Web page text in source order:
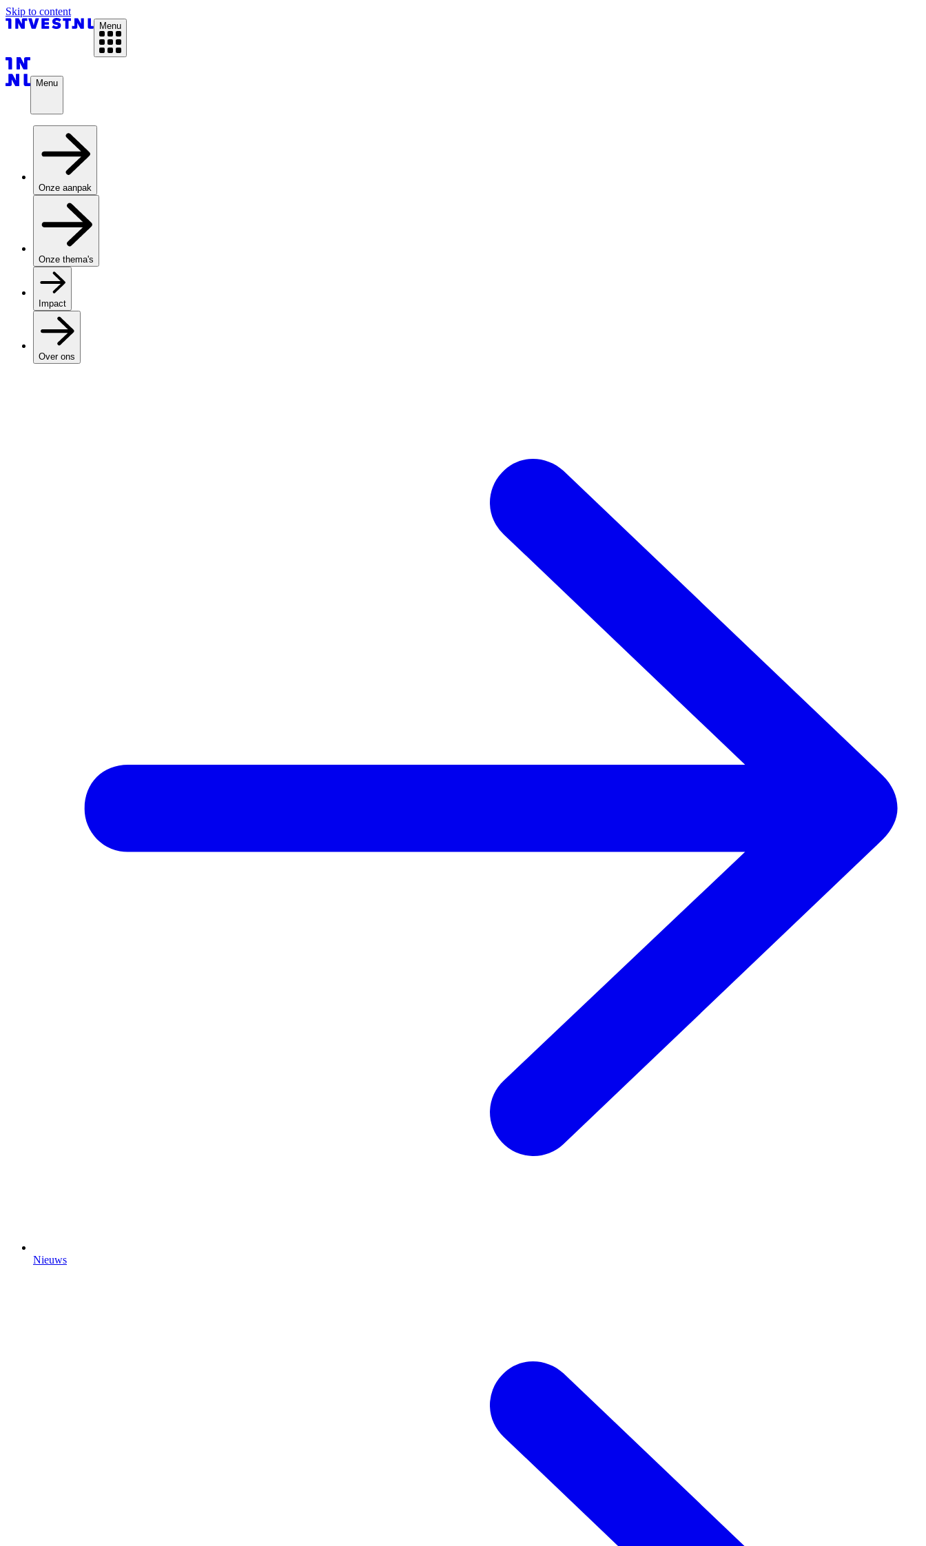
Skip to content
Menu
Menu
Onze aanpak
Onze thema's
Impact
Over ons
Nieuws